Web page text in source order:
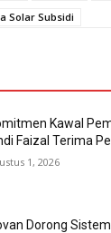
Solar Subsidi
Kawal
Faizal Terima
1, 2026
Dorong